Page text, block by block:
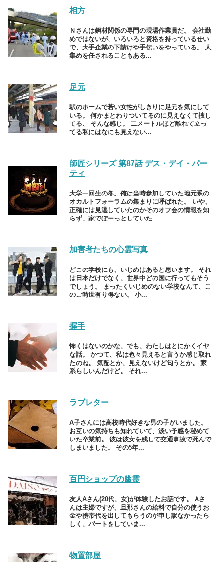
相方
Ｎさんは鋼材関係の専門の現場作業員だ。 会社勤
めではないが、いろいろと資格を持っているせい
で、大手企業の下請けや手伝いをやっている。 人
集めを任されることもある...
足元
駅のホームで若い女性がしきりに足元を気にして
いる。 何かまとわりついてるのに見えなくて捜し
てる、 そんな感じ。 二メートルほど離れて立っ
てる私にはなにも見えない...
師匠シリーズ 第87話 デス・デイ・パー
ティ
大学一回生の冬。俺は当時参加していた地元系の
オカルトフォーラムの集まりに呼ばれた。 いや、
正確には見逃していたのかそのオフ会の情報を知
らず、家でぼーっとしていた...
加害者たちの心霊写真
どこの学校にも、いじめはあると思います。 それ
は日本だけでなく、世界中どの国に行ってもそう
でしょう。 まったくいじめのない学校なんて、こ
のご時世有り得ない。 小...
握手
怖くはないのかな、でも、わたしはとにかくイヤ
な話。 かつて、私は色々見えると言うか感じ取れ
たのね。 気配とか、見えないけど匂うとか。 家
系らしいんだけど。 それ...
ラブレター
A子さんには高校時代好きな男の子がいました。
お互いの気持ちも知れていて、淡い予感を秘めて
いた卒業前。 彼は彼女を残して交通事故で死んで
しまいました。 その5年...
百円ショップの幽霊
友人Aさん(20代、女)が体験したお話です。 Aさ
んは主婦ですが、旦那さんの給料で自分の使うお
金や携帯代を出してもらうのが申し訳なかったら
しく、パートをしていま...
物置部屋